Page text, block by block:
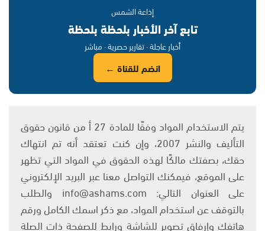
إذاعة الشمس
تابع آخر الأخبار بلحظة بلحظة
أخبار عاجلة · تقارير حصرية · مباشر
انضم للقناة ←
يتم الاستخدام المواد وفقًا للمادة 27 أ من قانون حقوق
التأليف والنشر 2007، وإن كنت تعتقد أنه تم انتهاك
حقك، بصفتك مالكًا لهذه الحقوق في المواد التي تظهر
على الموقع، فيمكنك التواصل معنا عبر البريد الإلكتروني
على العنوان التالي: info@ashams.com والطلب
بالتوقف عن استخدام المواد، مع ذكر اسمك الكامل ورقم
هاتفك وإرفاق تصوير للشاشة ورابط للصفحة ذات الصلة